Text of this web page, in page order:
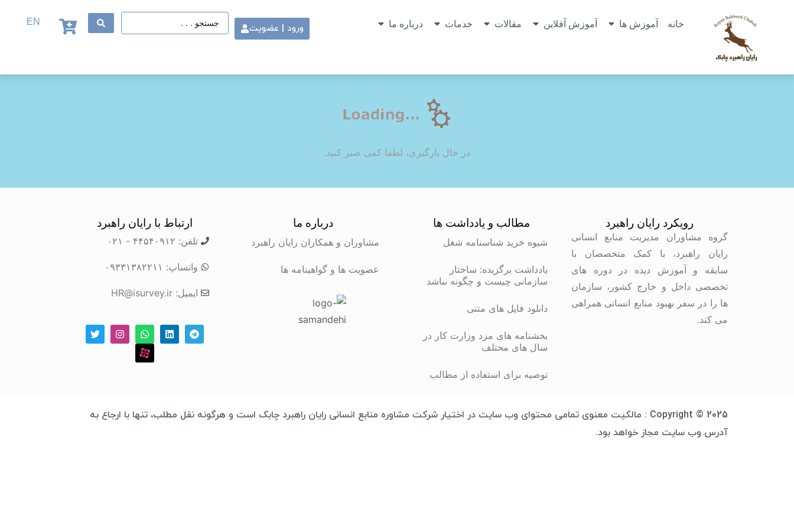
خانه آموزش ها آموزش آفلاین مقالات خدمات درباره ما ورود | عضویت
EN
در حال بارگیری، لطفا کمی صبر کنید.
رویکرد رایان راهبرد
گروه مشاوران مدیریت منابع انسانی
رایان راهبرد، با کمک متخصصان با
سابقه و آموزش دیده در دوره های
تخصصی داخل و خارج کشور، سازمان
ها را در سفر بهبود منابع انسانی همراهی
می کند.
مطالب و یادداشت ها
شیوه خرید شناسنامه شغل
یادداشت برگزیده: ساختار
سازمانی چیست و چگونه نباشد
دانلود فایل های متنی
بخشنامه های مزد وزارت کار در
سال های مختلف
توصیه برای استفاده از مطالب
درباره ما
مشاوران و همکاران رایان راهبرد
عضویت ها و گواهینامه ها
ارتباط با رایان راهبرد
تلفن: ۴۴۵۴۰۹۱۲ - ۰۲۱
واتساپ: ۰۹۳۳۱۳۸۲۲۱۱
ایمیل: HR@isurvey.ir
Copyright © 2025 : مالکیت معنوی تمامی محتوای وب سایت در اختیار شرکت مشاوره منابع انسانی رایان راهبرد چابک است و هرگونه نقل مطلب، تنها با ارجاع به
آدرس وب سایت مجاز خواهد بود.